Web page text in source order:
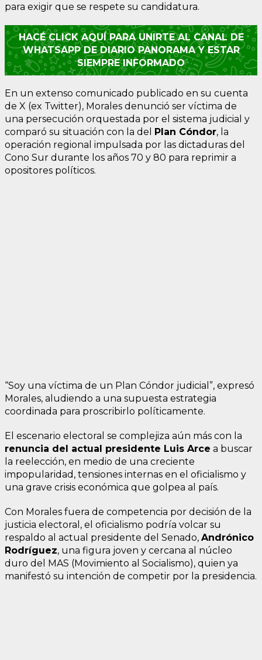
para exigir que se respete su candidatura.
HACÉ CLICK AQUÍ PARA UNIRTE AL CANAL DE
WHATSAPP DE DIARIO PANORAMA Y ESTAR
SIEMPRE INFORMADO
En un extenso comunicado publicado en su cuenta
de X (ex Twitter), Morales denunció ser víctima de
una persecución orquestada por el sistema judicial y
comparó su situación con la del Plan Cóndor, la
operación regional impulsada por las dictaduras del
Cono Sur durante los años 70 y 80 para reprimir a
opositores políticos.
“Soy una víctima de un Plan Cóndor judicial”, expresó
Morales, aludiendo a una supuesta estrategia
coordinada para proscribirlo políticamente.
El escenario electoral se complejiza aún más con la
renuncia del actual presidente Luis Arce a buscar
la reelección, en medio de una creciente
impopularidad, tensiones internas en el oficialismo y
una grave crisis económica que golpea al país.
Con Morales fuera de competencia por decisión de la
justicia electoral, el oficialismo podría volcar su
respaldo al actual presidente del Senado, Andrónico
Rodríguez, una figura joven y cercana al núcleo
duro del MAS (Movimiento al Socialismo), quien ya
manifestó su intención de competir por la presidencia.